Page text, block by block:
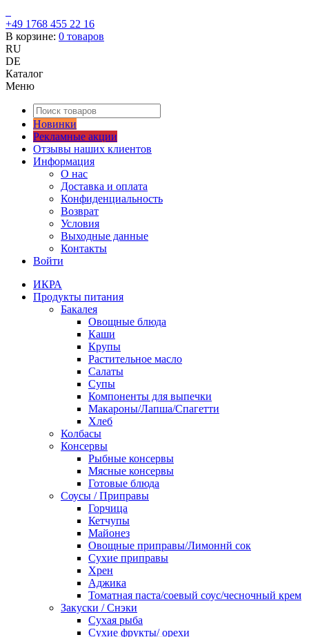
+49 1768 455 22 16
В корзине: 0 товаров
RU
DE
Каталог
Меню
Новинки
Рекламные акции
Отзывы наших клиентов
Информация
О нас
Доставка и оплата
Конфиденциальность
Возврат
Условия
Выходные данные
Контакты
Войти
ИКРА
Продукты питания
Бакалея
Овощные блюда
Каши
Крупы
Растительное масло
Салаты
Супы
Компоненты для выпечки
Макароны/Лапша/Спагетти
Хлеб
Колбасы
Консервы
Рыбные консервы
Мясные консервы
Готовые блюда
Соусы / Приправы
Горчица
Кетчупы
Майонез
Овощные приправы/Лимоннй сок
Сухие приправы
Хрен
Аджика
Томатная паста/соевый соус/чесночный крем
Закуски / Снэки
Сухая рыба
Сухие фрукты/ орехи